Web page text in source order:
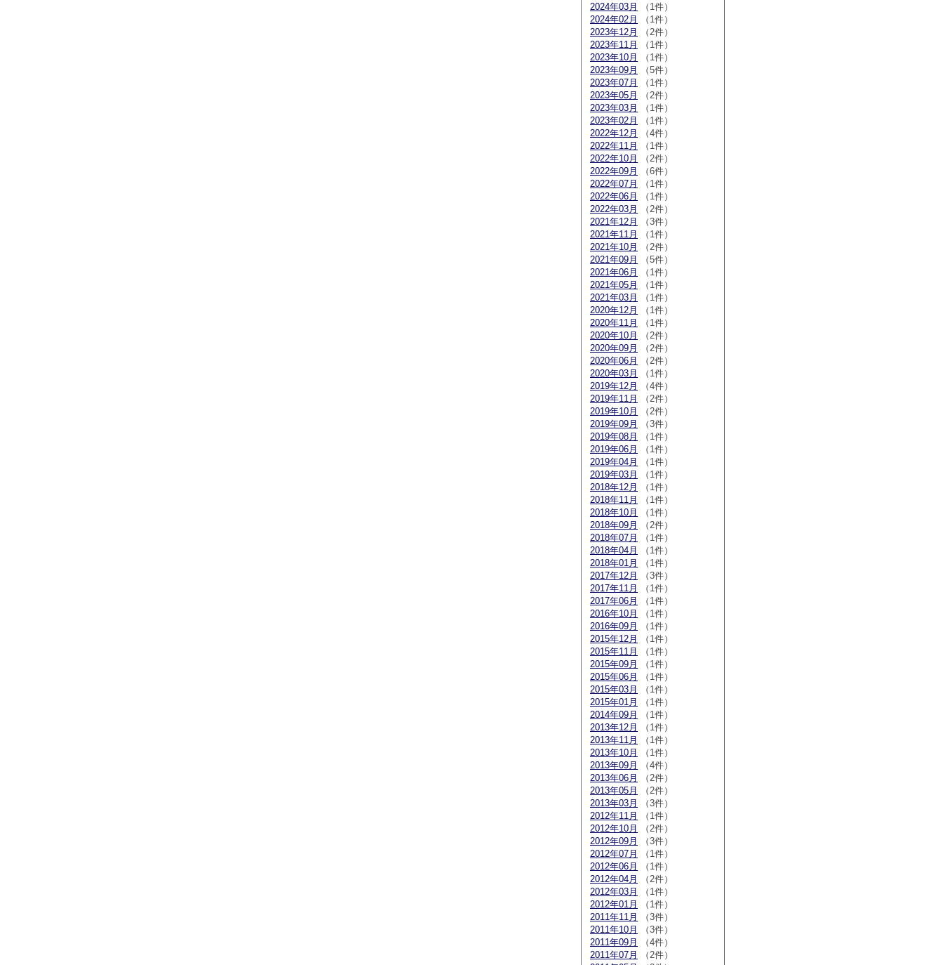
2024年03月
（1件）
2024年02月
（1件）
2023年12月
（2件）
2023年11月
（1件）
2023年10月
（1件）
2023年09月
（5件）
2023年07月
（1件）
2023年05月
（2件）
2023年03月
（1件）
2023年02月
（1件）
2022年12月
（4件）
2022年11月
（1件）
2022年10月
（2件）
2022年09月
（6件）
2022年07月
（1件）
2022年06月
（1件）
2022年03月
（2件）
2021年12月
（3件）
2021年11月
（1件）
2021年10月
（2件）
2021年09月
（5件）
2021年06月
（1件）
2021年05月
（1件）
2021年03月
（1件）
2020年12月
（1件）
2020年11月
（1件）
2020年10月
（2件）
2020年09月
（2件）
2020年06月
（2件）
2020年03月
（1件）
2019年12月
（4件）
2019年11月
（2件）
2019年10月
（2件）
2019年09月
（3件）
2019年08月
（1件）
2019年06月
（1件）
2019年04月
（1件）
2019年03月
（1件）
2018年12月
（1件）
2018年11月
（1件）
2018年10月
（1件）
2018年09月
（2件）
2018年07月
（1件）
2018年04月
（1件）
2018年01月
（1件）
2017年12月
（3件）
2017年11月
（1件）
2017年06月
（1件）
2016年10月
（1件）
2016年09月
（1件）
2015年12月
（1件）
2015年11月
（1件）
2015年09月
（1件）
2015年06月
（1件）
2015年03月
（1件）
2015年01月
（1件）
2014年09月
（1件）
2013年12月
（1件）
2013年11月
（1件）
2013年10月
（1件）
2013年09月
（4件）
2013年06月
（2件）
2013年05月
（2件）
2013年03月
（3件）
2012年11月
（1件）
2012年10月
（2件）
2012年09月
（3件）
2012年07月
（1件）
2012年06月
（1件）
2012年04月
（2件）
2012年03月
（1件）
2012年01月
（1件）
2011年11月
（3件）
2011年10月
（3件）
2011年09月
（4件）
2011年07月
（2件）